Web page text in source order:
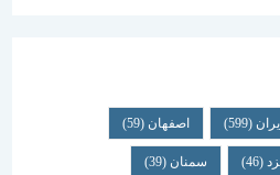
اصفهان (59)
سمنان (39)